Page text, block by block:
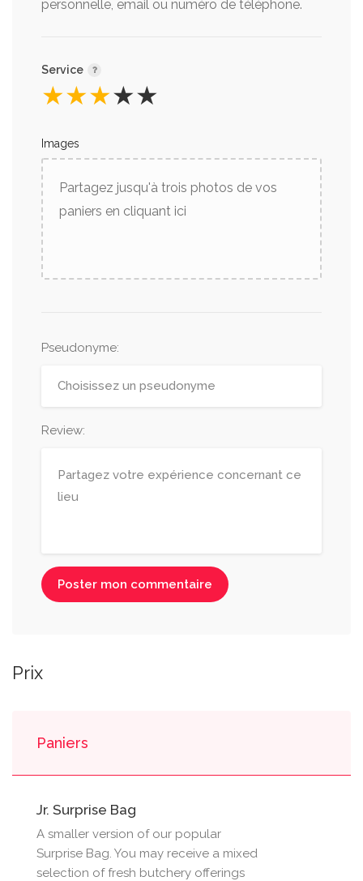
personnelle, email ou numéro de téléphone.
Service
★
★
★
★
★
Images
Partagez jusqu'à trois photos de vos
paniers en cliquant ici
Pseudonyme:
Review:
Poster mon commentaire
Prix
Paniers
Jr. Surprise Bag
A smaller version of our popular
Surprise Bag. You may receive a mixed
selection of fresh butchery offerings